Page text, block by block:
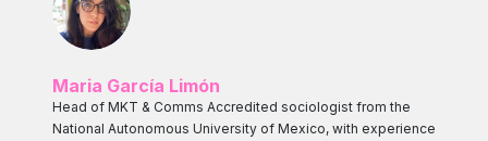
Maria García Limón
Head of MKT & Comms Accredited sociologist from the
National Autonomous University of Mexico, with experience